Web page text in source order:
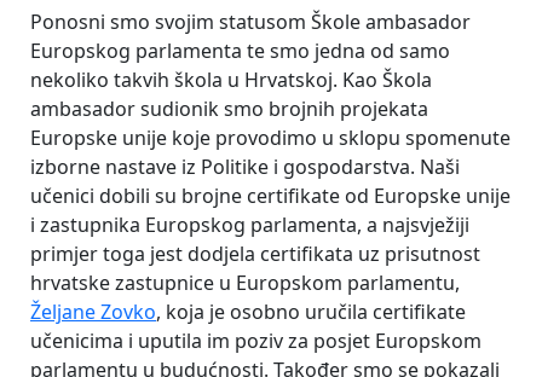
Ponosni smo svojim statusom Škole ambasador
Europskog parlamenta te smo jedna od samo
nekoliko takvih škola u Hrvatskoj. Kao Škola
ambasador sudionik smo brojnih projekata
Europske unije koje provodimo u sklopu spomenute
izborne nastave iz Politike i gospodarstva. Naši
učenici dobili su brojne certifikate od Europske unije
i zastupnika Europskog parlamenta, a najsvježiji
primjer toga jest dodjela certifikata uz prisutnost
hrvatske zastupnice u Europskom parlamentu,
Željane Zovko, koja je osobno uručila certifikate
učenicima i uputila im poziv za posjet Europskom
parlamentu u budućnosti. Također smo se pokazali